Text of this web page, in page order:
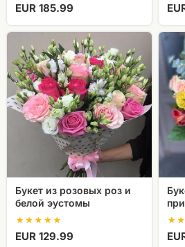
EUR 185.99
Букет
розовых
роз
и
белой
эустомы
Букет из розовых роз и
белой эустомы
EUR 129.99
Букет